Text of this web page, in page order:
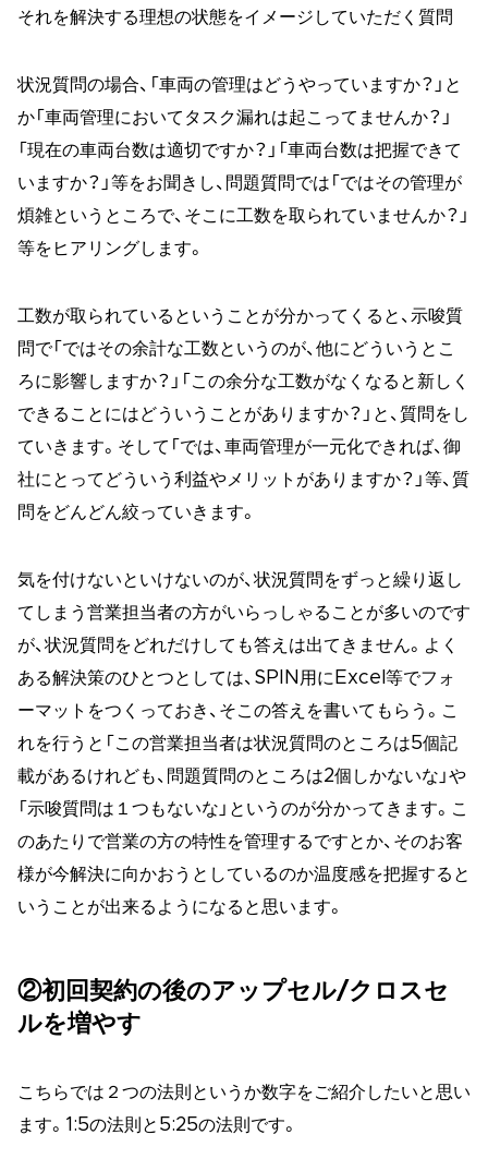
それを解決する理想の状態をイメージしていただく質問
状況質問の場合、「車両の管理はどうやっていますか？」と
か「車両管理においてタスク漏れは起こってませんか？」
「現在の車両台数は適切ですか？」「車両台数は把握できて
いますか？」等をお聞きし、問題質問では「ではその管理が
煩雑というところで、そこに工数を取られていませんか？」
等をヒアリングします。
工数が取られているということが分かってくると、示唆質
問で「ではその余計な工数というのが、他にどういうとこ
ろに影響しますか？」「この余分な工数がなくなると新しく
できることにはどういうことがありますか？」と、質問をし
ていきます。そして「では、車両管理が一元化できれば、御
社にとってどういう利益やメリットがありますか？」等、質
問をどんどん絞っていきます。
気を付けないといけないのが、状況質問をずっと繰り返し
てしまう営業担当者の方がいらっしゃることが多いのです
が、状況質問をどれだけしても答えは出てきません。よく
ある解決策のひとつとしては、SPIN用にExcel等でフォ
ーマットをつくっておき、そこの答えを書いてもらう。こ
れを行うと「この営業担当者は状況質問のところは5個記
載があるけれども、問題質問のところは2個しかないな」や
「示唆質問は１つもないな」というのが分かってきます。こ
のあたりで営業の方の特性を管理するですとか、そのお客
様が今解決に向かおうとしているのか温度感を把握すると
いうことが出来るようになると思います。
②初回契約の後のアップセル/クロスセ
ルを増やす
こちらでは２つの法則というか数字をご紹介したいと思い
ます。1:5の法則と5:25の法則です。